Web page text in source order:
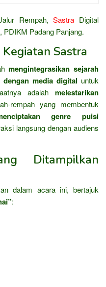
Rempah,Sastra Digital
PDIKM Padang Panjang.
Sastra
mengintegrasikan sejarah
media digital untuk
adalah melestarikan
rempah yang membentuk
genre puisi
langsung dengan audiens
Ditampilkan
dalam acara ini, bertajuk
: